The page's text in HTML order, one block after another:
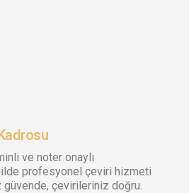
ve noter onaylı
profesyonel çeviri hizmeti
çevirileriniz doğru.